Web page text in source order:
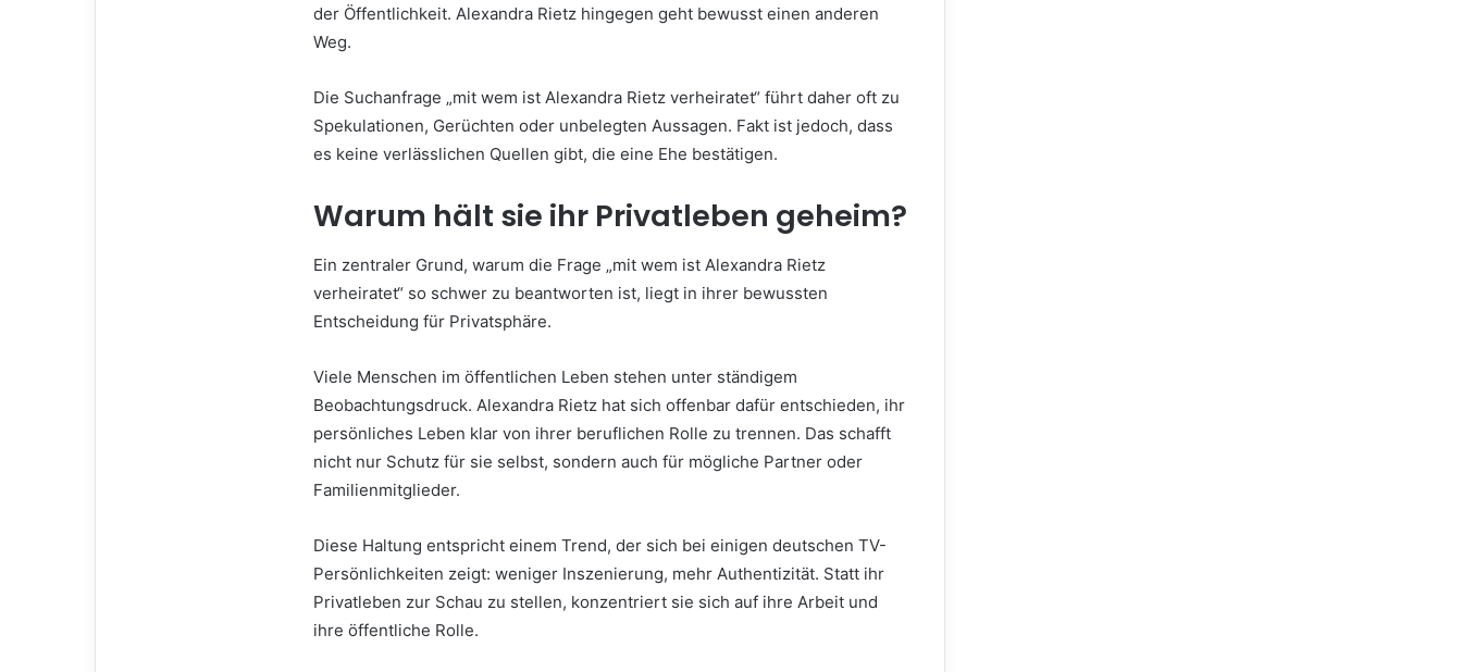
der Öffentlichkeit. Alexandra Rietz hingegen geht bewusst einen anderen
Weg.
Die Suchanfrage „mit wem ist Alexandra Rietz verheiratet“ führt daher oft zu
Spekulationen, Gerüchten oder unbelegten Aussagen. Fakt ist jedoch, dass
es keine verlässlichen Quellen gibt, die eine Ehe bestätigen.
Warum hält sie ihr Privatleben geheim?
Ein zentraler Grund, warum die Frage „mit wem ist Alexandra Rietz
verheiratet“ so schwer zu beantworten ist, liegt in ihrer bewussten
Entscheidung für Privatsphäre.
Viele Menschen im öffentlichen Leben stehen unter ständigem
Beobachtungsdruck. Alexandra Rietz hat sich offenbar dafür entschieden, ihr
persönliches Leben klar von ihrer beruflichen Rolle zu trennen. Das schafft
nicht nur Schutz für sie selbst, sondern auch für mögliche Partner oder
Familienmitglieder.
Diese Haltung entspricht einem Trend, der sich bei einigen deutschen TV-
Persönlichkeiten zeigt: weniger Inszenierung, mehr Authentizität. Statt ihr
Privatleben zur Schau zu stellen, konzentriert sie sich auf ihre Arbeit und
ihre öffentliche Rolle.